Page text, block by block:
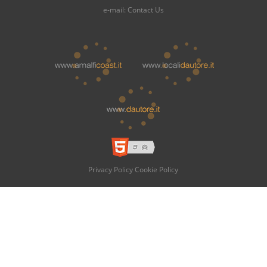
e-mail: Contact Us
Privacy Policy Cookie Policy